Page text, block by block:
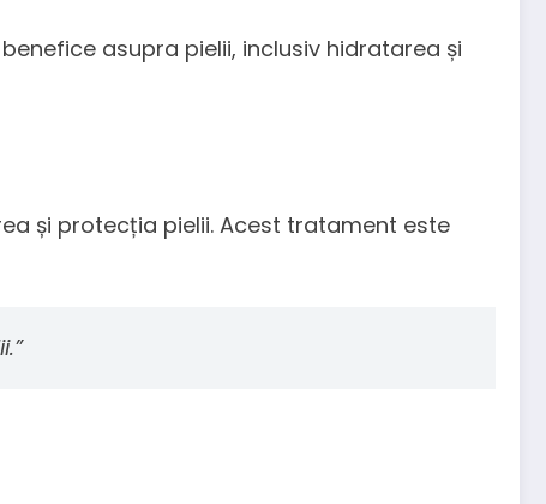
asupra pielii, inclusiv hidratarea și
și protecția pielii. Acest tratament este